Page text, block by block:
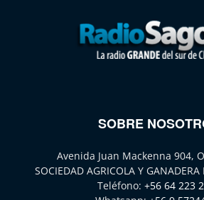
SOBRE
Avenida Juan Mackenna 904,
SOCIEDAD AGRICOLA Y
Teléfono: +56 64 223